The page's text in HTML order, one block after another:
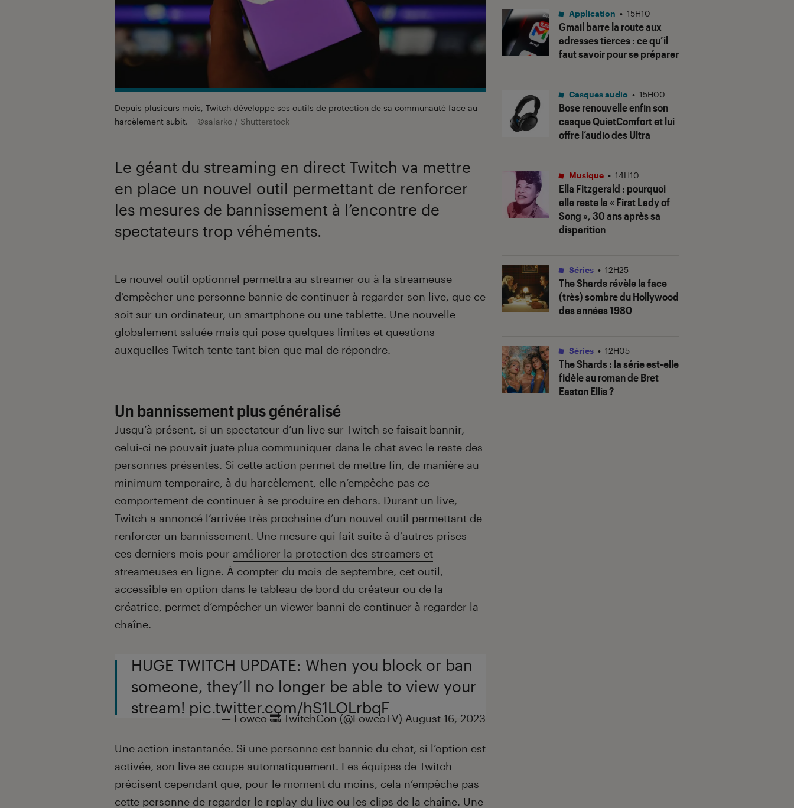
Depuis plusieurs mois, Twitch développe ses outils de protection de sa communauté face au
harcèlement subit.
©salarko / Shutterstock
Le géant du streaming en direct Twitch va mettre
en place un nouvel outil permettant de renforcer
les mesures de bannissement à l’encontre de
spectateurs trop véhéments.
Introduction
Le nouvel outil optionnel permettra au streamer ou à la streameuse
d’empêcher une personne bannie de continuer à regarder son live, que ce
soit sur un ordinateur, un smartphone ou une tablette. Une nouvelle
globalement saluée mais qui pose quelques limites et questions
auxquelles Twitch tente tant bien que mal de répondre.
Un bannissement plus généralisé
Jusqu’à présent, si un spectateur d’un live sur Twitch se faisait bannir,
celui-ci ne pouvait juste plus communiquer dans le chat avec le reste des
personnes présentes. Si cette action permet de mettre fin, de manière au
minimum temporaire, à du harcèlement, elle n’empêche pas ce
comportement de continuer à se produire en dehors. Durant un live,
Twitch a annoncé l’arrivée très prochaine d’un nouvel outil permettant de
renforcer un bannissement. Une mesure qui fait suite à d’autres prises
ces derniers mois pour améliorer la protection des streamers et
streameuses en ligne. À compter du mois de septembre, cet outil,
accessible en option dans le tableau de bord du créateur ou de la
créatrice, permet d’empêcher un viewer banni de continuer à regarder la
chaîne.
HUGE TWITCH UPDATE: When you block or ban
someone, they’ll no longer be able to view your
stream! pic.twitter.com/hS1LOLrbqF
— Lowco 🔜 TwitchCon (@LowcoTV) August 16, 2023
Une action instantanée. Si une personne est bannie du chat, si l’option est
activée, son live se coupe automatiquement. Les équipes de Twitch
précisent cependant que, pour le moment du moins, cela n’empêche pas
cette personne de regarder le replay du live ou les clips de la chaîne. Une
Gmail barre la route aux
adresses tierces : ce qu’il
faut savoir pour se préparer
Application • 15H10
Bose renouvelle enfin son
casque QuietComfort et lui
offre l’audio des Ultra
Casques audio • 15H00
Ella Fitzgerald : pourquoi
elle reste la « First Lady of
Song », 30 ans après sa
disparition
Musique • 14H10
The Shardsrévèle la face
(très) sombre du Hollywood
des années 1980
Séries • 12H25
The Shards: la série est-elle
fidèle au roman de Bret
Easton Ellis ?
Séries • 12H05